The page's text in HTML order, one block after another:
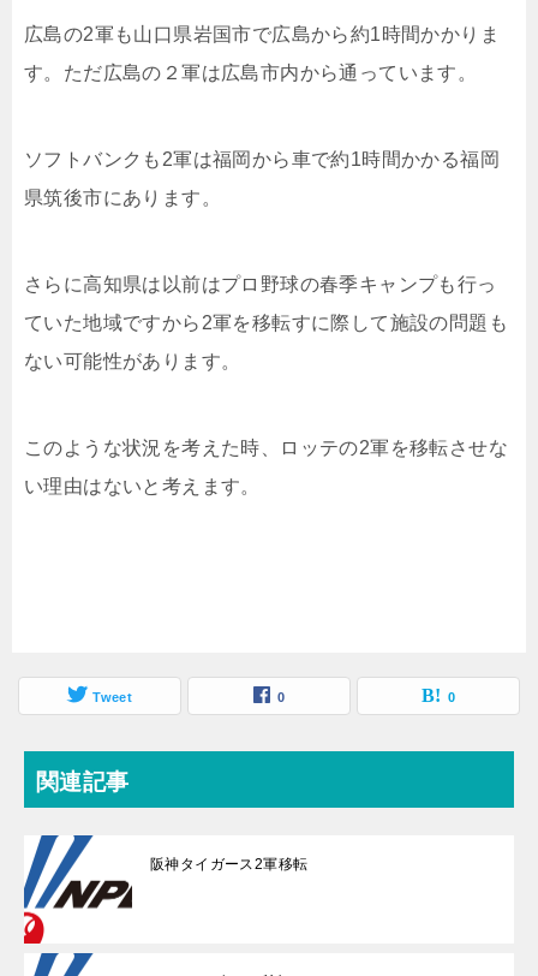
広島の2軍も山口県岩国市で広島から約1時間かかりま
す。ただ広島の２軍は広島市内から通っています。
ソフトバンクも2軍は福岡から車で約1時間かかる福岡
県筑後市にあります。
さらに高知県は以前はプロ野球の春季キャンプも行っ
ていた地域ですから2軍を移転すに際して施設の問題も
ない可能性があります。
このような状況を考えた時、ロッテの2軍を移転させな
い理由はないと考えます。
Tweet 0 0
関連記事
阪神タイガース2軍移転